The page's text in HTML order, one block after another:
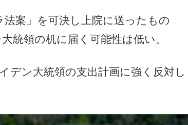
案」を可決し上院に送ったもの
統領の机に届く可能性は低い。
デン大統領の支出計画に強く反対し